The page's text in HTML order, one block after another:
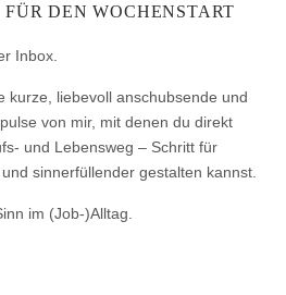
DEN WOCHENSTART
Inbox.
kurze, liebevoll anschubsende und
von mir, mit denen du direkt
und Lebensweg – Schritt für
sinnerfüllender gestalten kannst.
im (Job-)Alltag.